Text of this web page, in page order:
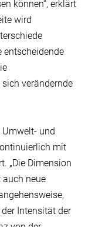
können“, erklärt
wird
entscheidende
verändernde
Umwelt- und
mit
„Die Dimension
auch neue
Intensität der